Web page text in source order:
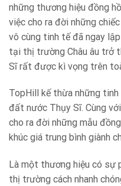
những thương hiệu đồng
việc cho ra đời những
vô cùng tinh tế đã ngay
tại thị trường Châu âu trở
Sĩ rất được kì vọng trên
TopHill kế thừa những
đất nước Thụy Sĩ. Cùng
cho ra đời những mẫu
khúc giá trung bình giành
Là một thương hiệu có sự
thị trường cách nhanh